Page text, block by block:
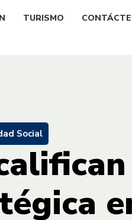
TURISMO
Social